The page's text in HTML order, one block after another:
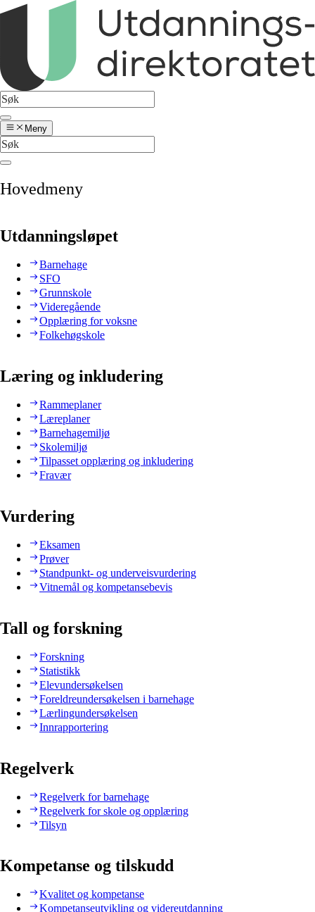
Meny
Hovedmeny
Utdanningsløpet
Barnehage
SFO
Grunnskole
Videregående
Opplæring for voksne
Folkehøgskole
Læring og inkludering
Rammeplaner
Læreplaner
Barnehagemiljø
Skolemiljø
Tilpasset opplæring og inkludering
Fravær
Vurdering
Eksamen
Prøver
Standpunkt- og underveisvurdering
Vitnemål og kompetansebevis
Tall og forskning
Forskning
Statistikk
Elevundersøkelsen
Foreldreundersøkelsen i barnehage
Lærlingundersøkelsen
Innrapportering
Regelverk
Regelverk for barnehage
Regelverk for skole og opplæring
Tilsyn
Kompetanse og tilskudd
Kvalitet og kompetanse
Kompetanseutvikling og videreutdanning